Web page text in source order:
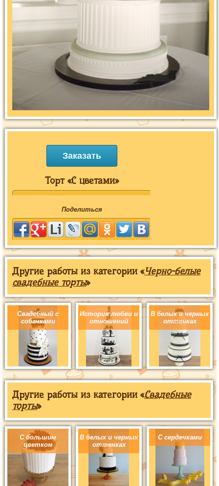
Заказать
Торт «С цветами»
Поделиться
Другие работы из категории «Черно-белые
свадебные торты»
Свадебный с
собачками
История любви и
отношений
В белых и черных
оттенках
Другие работы из категории «Свадебные
торты»
С большим
цветком
В белых и черных
оттенках
С сердечками